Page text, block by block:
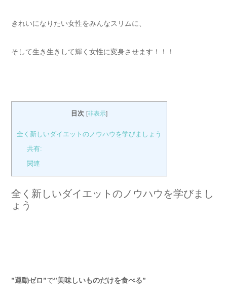
きれいになりたい女性をみんなスリムに、
そして生き生きして輝く女性に変身させます！！！
目次 [非表示]
全く新しいダイエットのノウハウを学びましょう
共有:
関連
全く新しいダイエットのノウハウを学びまし
ょう
”運動ゼロ”で”美味しいものだけを食べる”